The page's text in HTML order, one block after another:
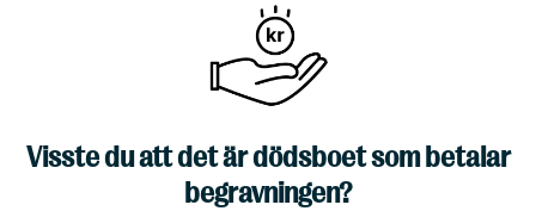
Visste du att det är dödsboet som betalar
begravningen?